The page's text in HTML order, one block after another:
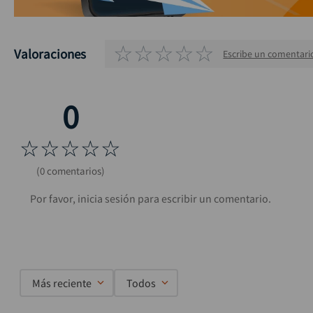
Valoraciones ☆☆☆☆☆ Escribe un
☆☆☆☆☆
(0 comentarios)
Más reciente Todos